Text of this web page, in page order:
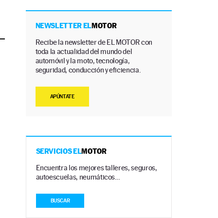
NEWSLETTER ELMOTOR
Recibe la newsletter de EL MOTOR con
toda la actualidad del mundo del
automóvil y la moto, tecnología,
seguridad, conducción y eficiencia.
APÚNTATE
SERVICIOS ELMOTOR
Encuentra los mejores talleres, seguros,
autoescuelas, neumáticos…
BUSCAR